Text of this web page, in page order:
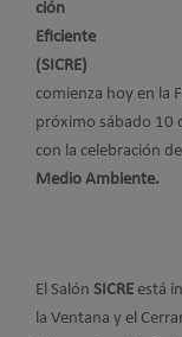
ción
Eficiente
(SICRE)
comienza hoy en la
próximo sábado 10
con la celebración de
Medio Ambiente.
El Salón SICRE está
la Ventana y el